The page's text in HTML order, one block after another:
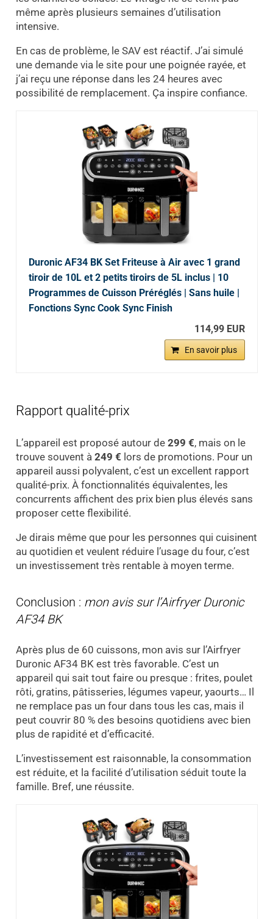
même après plusieurs semaines d’utilisation
intensive.
En cas de problème, le SAV est réactif. J’ai simulé
une demande via le site pour une poignée rayée, et
j’ai reçu une réponse dans les 24 heures avec
possibilité de remplacement. Ça inspire confiance.
Duronic AF34 BK Set Friteuse à Air avec 1 grand
tiroir de 10L et 2 petits tiroirs de 5L inclus | 10
Programmes de Cuisson Préréglés | Sans huile |
Fonctions Sync Cook Sync Finish
114,99 EUR
En savoir plus
Rapport qualité-prix
L’appareil est proposé autour de 299 €, mais on le
trouve souvent à 249 € lors de promotions. Pour un
appareil aussi polyvalent, c’est un excellent rapport
qualité-prix. À fonctionnalités équivalentes, les
concurrents affichent des prix bien plus élevés sans
proposer cette flexibilité.
Je dirais même que pour les personnes qui cuisinent
au quotidien et veulent réduire l’usage du four, c’est
un investissement très rentable à moyen terme.
Conclusion : mon avis sur l’Airfryer Duronic
AF34 BK
Après plus de 60 cuissons, mon avis sur l’Airfryer
Duronic AF34 BK est très favorable. C’est un
appareil qui sait tout faire ou presque : frites, poulet
rôti, gratins, pâtisseries, légumes vapeur, yaourts… Il
ne remplace pas un four dans tous les cas, mais il
peut couvrir 80 % des besoins quotidiens avec bien
plus de rapidité et d’efficacité.
L’investissement est raisonnable, la consommation
est réduite, et la facilité d’utilisation séduit toute la
famille. Bref, une réussite.